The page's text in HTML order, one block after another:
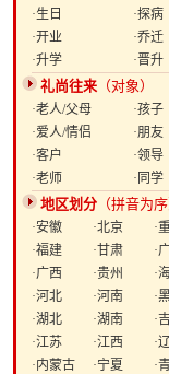
·生日
·探病
·开业
·乔迁
·升学
·晋升
礼尚往来 （对象）
·老人/父母
·孩子
·爱人/情侣
·朋友
·客户
·领导
·老师
·同学
地区划分 （拼音为序
·安徽 ·北京
·
·福建
·甘肃
·
·广西
·贵州
·
·河北
·河南
·
·湖北
·湖南
·
·江苏
·江西
·
·内蒙古
·宁夏
·